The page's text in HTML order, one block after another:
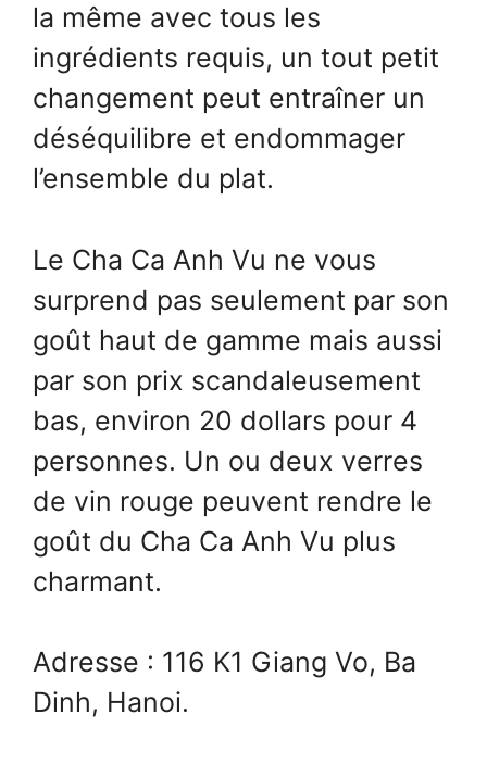
la même avec tous les
ingrédients requis, un tout petit
changement peut entraîner un
déséquilibre et endommager
l’ensemble du plat.
Le Cha Ca Anh Vu ne vous
surprend pas seulement par son
goût haut de gamme mais aussi
par son prix scandaleusement
bas, environ 20 dollars pour 4
personnes. Un ou deux verres
de vin rouge peuvent rendre le
goût du Cha Ca Anh Vu plus
charmant.
Adresse : 116 K1 Giang Vo, Ba
Dinh, Hanoi.